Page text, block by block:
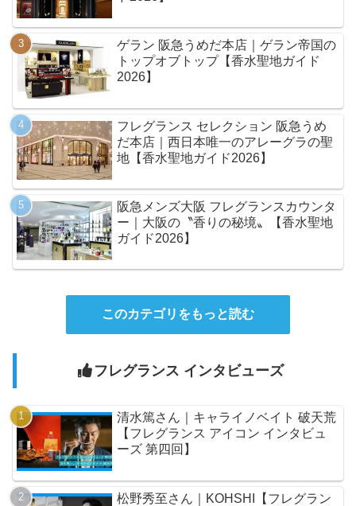
ゲラン 阪急うめだ本店｜ゲラン帝国の
トップオブトップ【香水聖地ガイド
2026】
フレグランス セレクション 阪急うめ
だ本店｜西日本唯一のアレーグラの聖
地【香水聖地ガイド2026】
阪急メンズ大阪 フレグランスカウンタ
ー｜大阪の〝香りの秘境〟【香水聖地
ガイド2026】
このカテゴリをもっと読む
フレグランス インタビューズ
清水篤さん｜キャライノベイト 破天荒
【フレグランス アイコン インタビュ
ーズ 第四回】
松野秀至さん｜KOHSHI【フレグラン